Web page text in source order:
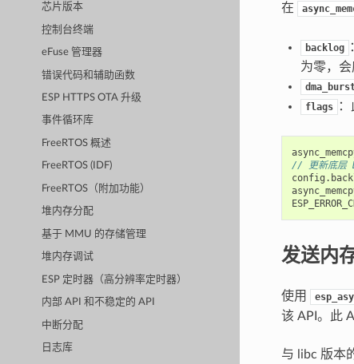
芯片版本
控制台终端
eFuse 管理器
错误代码和辅助函数
ESP HTTPS OTA 升级
事件循环库
FreeRTOS 概述
FreeRTOS (IDF)
FreeRTOS（附加功能）
堆内存分配
基于 MMU 的存储管理
堆内存调试
ESP 定时器（高分辨率定时器）
内部 API 和不稳定的 API
中断分配
日志库
在
backlog
为零，会
flags
// 更新底层
config .
发送内
使用
该 API。此
与 libc 版本